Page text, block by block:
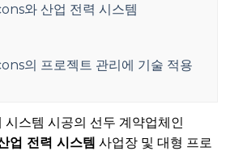
와 산업 전력 시스템
의 프로젝트 관리에 기술 적용
시스템 시공의 선두 계약업체인
업 전력 시스템 사업장 및 대형 프로